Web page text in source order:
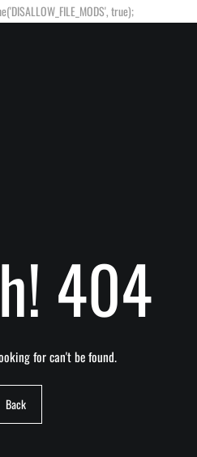
true);
404
for can't be found.
Back